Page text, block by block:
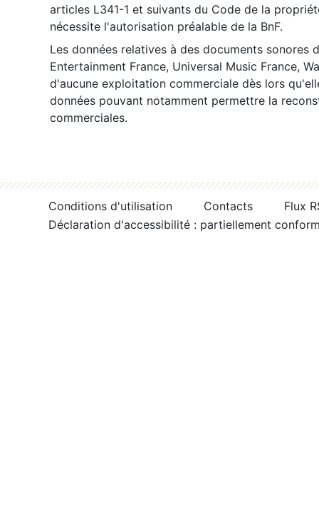
articles L341-1 et suivants du Code de la
nécessite l'autorisation préalable de la BnF.
Les données relatives à des documents sonores
Entertainment France, Universal Music France,
d'aucune exploitation commerciale dès lors
données pouvant notamment permettre la
commerciales.
Conditions d'utilisation Contacts
Flux
Déclaration d'accessibilité : partiellement